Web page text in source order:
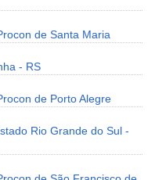
de Santa Maria
- RS
de Porto Alegre
Rio Grande do Sul -